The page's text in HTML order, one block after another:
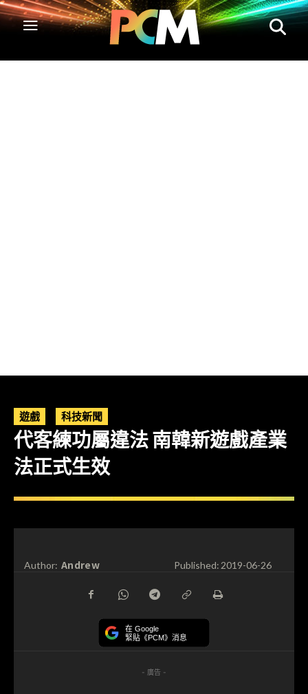
遊戲 科技新聞
代客練功屬違法 南韓新遊戲產業
法正式生效
Author: Andrew Published:2019-06-26
在 Google
緊貼《PCM》消息
- 廣告 -